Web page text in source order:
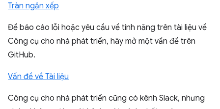
Tràn ngăn xếp
Để báo cáo lỗi hoặc yêu cầu về tính năng trên tài liệu về
Công cụ cho nhà phát triển, hãy mở một vấn đề trên
GitHub.
Vấn đề về Tài liệu
Công cụ cho nhà phát triển cũng có kênh Slack, nhưng